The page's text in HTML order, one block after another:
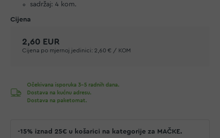
sadržaj: 4 kom.
2,60 EUR
Cijena po mjernoj jedinici: 2,60 € / KOM
Očekivana isporuka 3-5 radnih dana.
Dostava na kućnu adresu.
Dostava na paketomat.
-15% iznad 25€ u košarici na kategorije za MAČKE.